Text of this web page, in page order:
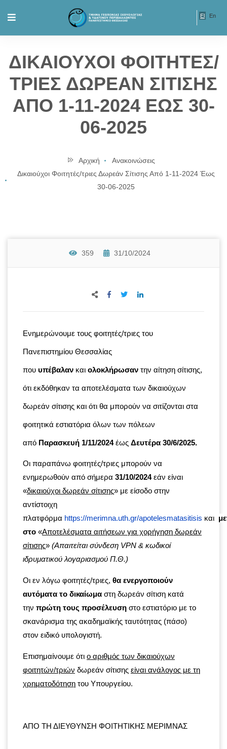
El En
ΔΙΚΑΙΟΥΧΟΙ ΦΟΙΤΗΤΕΣ/
ΤΡΙΕΣ ΔΩΡΕΑΝ ΣΙΤΙΣΗΣ
ΑΠΟ 1-11-2024 ΕΩΣ 30-
06-2025
Αρχική
Ανακοινώσεις
Δικαιούχοι Φοιτητές/τριες Δωρεάν Σίτισης Από 1-11-2024 Έως
30-06-2025
359 31/10/2024
Ενημερώνουμε τους φοιτητές/τριες του
Πανεπιστημίου Θεσσαλίας
που υπέβαλαν και ολοκλήρωσαν την αίτηση σίτισης,
ότι εκδόθηκαν τα αποτελέσματα των δικαιούχων
δωρεάν σίτισης και ότι θα μπορούν να σιτίζονται στα
φοιτητικά εστιατόρια όλων των πόλεων
από Παρασκευή 1/11/2024έως Δευτέρα 30/6/2025.
Οι παραπάνω φοιτητές/τριες μπορούν να
ενημερωθούν από σήμερα 31/10/2024εάν είναι
«δικαιούχοι δωρεάν σίτισης» με είσοδο στην
αντίστοιχη
πλατφόρμα https://merimna.uth.gr/apotelesmatasitisis και
στο «Αποτελέσματα αιτήσεων για χορήγηση δωρεάν
σίτισης» (Απαιτείται σύνδεση VPN & κωδικοί
ιδρυματικού λογαριασμού Π.Θ.)
Οι εν λόγω φοιτητές/τριες, θα ενεργοποιούν
αυτόματα το δικαίωμα στη δωρεάν σίτιση κατά
την πρώτη τους προσέλευση στο εστιατόριο με το
σκανάρισμα της ακαδημαϊκής ταυτότητας (πάσο)
στον ειδικό υπολογιστή.
Επισημαίνουμε ότι ο αριθμός των δικαιούχων
φοιτητών/τριών δωρεάν σίτισης είναι ανάλογος με τη
χρηματοδότηση του Υπουργείου.
ΑΠΟ ΤΗ ΔΙΕΥΘΥΝΣΗ ΦΟΙΤΗΤΙΚΗΣ ΜΕΡΙΜΝΑΣ